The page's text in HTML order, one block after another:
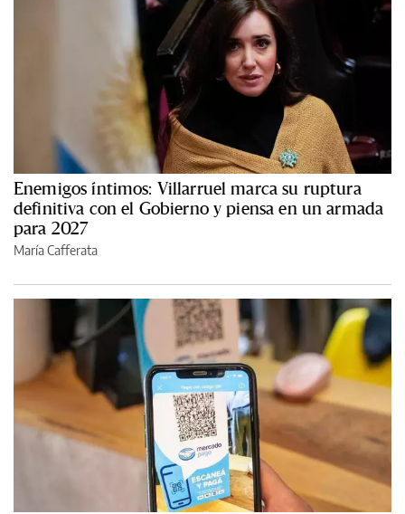
Enemigos íntimos: Villarruel marca su ruptura
definitiva con el Gobierno y piensa en un armada
para 2027
María Cafferata